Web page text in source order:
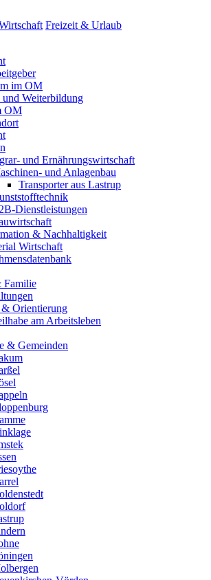
Freizeit & Urlaub
im OM
und Weiterbildung
OM
und Ernährungswirtschaft
und Anlagenbau
Transporter aus Lastrup
Dienstleistungen
& Nachhaltigkeit
Wirtschaft
Familie
Orientierung
am Arbeitsleben
& Gemeinden